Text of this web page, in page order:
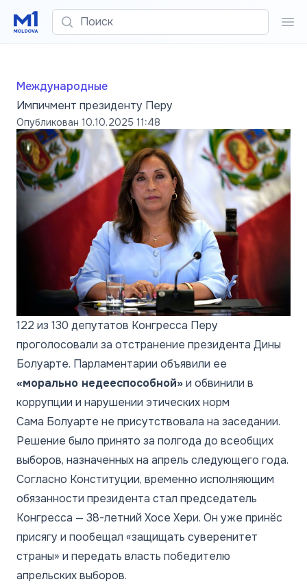
Поиск
Международные
Импичмент президенту Перу
Опубликован 10.10.2025 11:48
122 из 130 депутатов Конгресса Перу
проголосовали за отстранение президента Дины
Болуарте. Парламентарии объявили ее
«морально недееспособной»и обвинили в
коррупции и нарушении этических норм
Сама Болуарте не присутствовала на заседании.
Решение было принято за полгода до всеобщих
выборов, назначенных на апрель следующего года.
Согласно Конституции, временно исполняющим
обязанности президента стал председатель
Конгресса — 38-летний Хосе Хери. Он уже принёс
присягу и пообещал «защищать суверенитет
страны» и передать власть победителю
апрельских выборов.